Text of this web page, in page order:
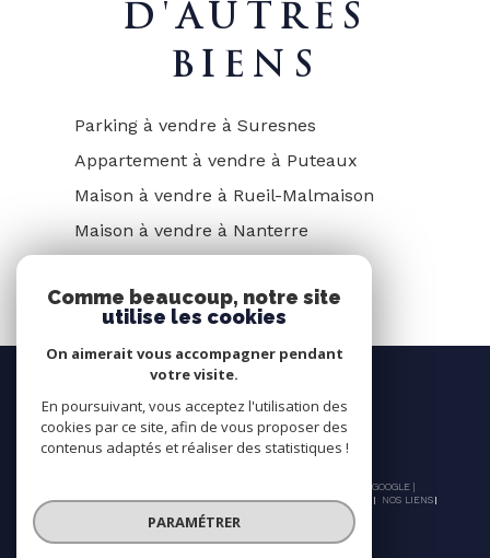
D'AUTRES
BIENS
Parking à vendre à Suresnes
Appartement à vendre à Puteaux
Maison à vendre à Rueil-Malmaison
Maison à vendre à Nanterre
© 2026 | TOUS DROITS RÉSERVÉS | TRADUCTION POWERED BY GOOGLE |
NOS HONORAIRES
PLAN DU SITE MENTIONS LÉGALES ADMIN
NOS LIENS
POLITIQUE RGPD
Comme beaucoup, notre site
utilise les cookies
On aimerait vous accompagner pendant
votre visite.
En poursuivant, vous acceptez l'utilisation des
cookies par ce site, afin de vous proposer des
contenus adaptés et réaliser des statistiques !
PARAMÉTRER